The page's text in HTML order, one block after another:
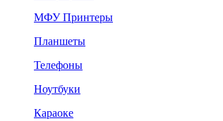
МФУ Принтеры
Планшеты
Телефоны
Ноутбуки
Караоке